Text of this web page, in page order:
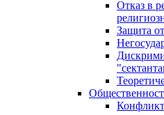
Отказ в
Защита